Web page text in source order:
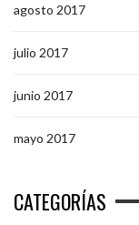
agosto 2017
julio 2017
junio 2017
mayo 2017
CATEGORÍAS